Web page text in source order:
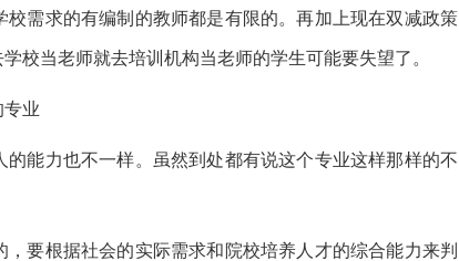
需求的有编制的教师都是有限的。再加上现在双减政策
校当老师就去培训机构当老师的学生可能要失望了。
业
能力也不一样。虽然到处都有说这个专业这样那样的不
要根据社会的实际需求和院校培养人才的综合能力来判